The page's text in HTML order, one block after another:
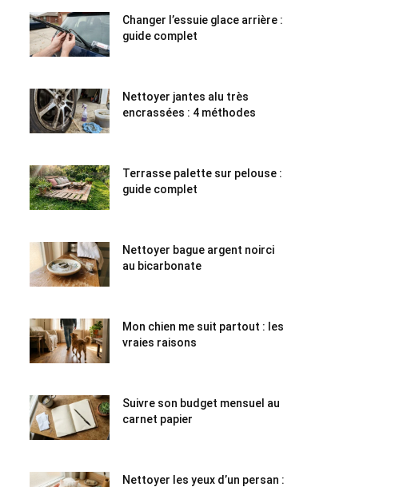
Changer l’essuie glace arrière :
guide complet
Nettoyer jantes alu très
encrassées : 4 méthodes
Terrasse palette sur pelouse :
guide complet
Nettoyer bague argent noirci
au bicarbonate
Mon chien me suit partout : les
vraies raisons
Suivre son budget mensuel au
carnet papier
Nettoyer les yeux d’un persan :